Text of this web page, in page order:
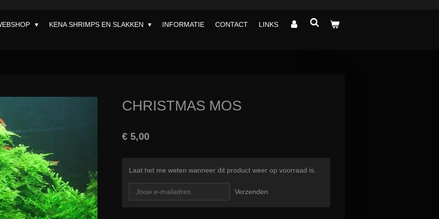
KENA SHRIMPS EN SLAKKEN INFORMATIE CONTACT LINKS
CHRISTMAS MOS
€ 5,00
Laat het me weten wanneer dit product weer op voorraad is.
Verzenden